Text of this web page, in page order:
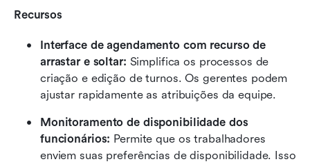
Recursos
Interface de agendamento com recurso de
arrastar e soltar: Simplifica os processos de
criação e edição de turnos. Os gerentes podem
ajustar rapidamente as atribuições da equipe.
Monitoramento de disponibilidade dos
funcionários: Permite que os trabalhadores
enviem suas preferências de disponibilidade. Isso